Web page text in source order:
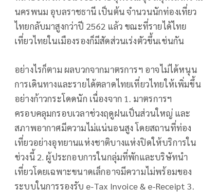
นครพนม อุบลราชธานี เป็นต้น จำนวนนักท่องเที่ยว
ไทยกลับมาสูงกว่าปี 2562 แล้ว ขณะที่รายได้ไทย
เที่ยวไทยในเมืองรองก็มีสัดส่วนเร่งตัวขึ้นเช่นกัน
อย่างไรก็ตาม ผลบวกจากมาตรการฯ อาจไม่ได้หนุน
การเดินทางและรายได้ตลาดไทยเที่ยวไทยให้เพิ่มขึ้น
อย่างก้าวกระโดดนัก เนื่องจาก 1. มาตรการฯ
ครอบคลุมกรอบเวลาช่วงฤดูฝนเป็นส่วนใหญ่ และ
สภาพอากาศมีความไม่แน่นอนสูง โดยสถานที่ท่อง
เที่ยวอย่างอุทยานแห่งชาติบางแห่งปิดให้บริการใน
ช่วงนี้ 2. ผู้ประกอบการในกลุ่มที่พักและบริษัทนำ
เที่ยวโดยเฉพาะขนาดเล็กอาจมีความไม่พร้อมของ
ระบบในการรองรับ e-Tax Invoice & e-Receipt 3.